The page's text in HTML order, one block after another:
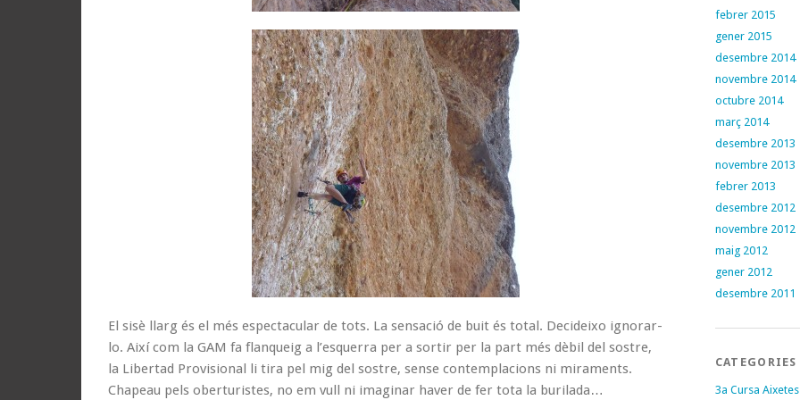
El sisè llarg és el més espectacular de tots. La sensació de buit és total. Decideixo ignorar-
lo. Així com la GAM fa flanqueig a l’esquerra per a sortir per la part més dèbil del sostre,
la Libertad Provisional li tira pel mig del sostre, sense contemplacions ni miraments.
Chapeau pels oberturistes, no em vull ni imaginar haver de fer tota la burilada…
febrer 2015
gener 2015
desembre 2014
novembre 2014
octubre 2014
març 2014
desembre 2013
novembre 2013
febrer 2013
desembre 2012
novembre 2012
maig 2012
gener 2012
desembre 2011
CATEGORIES
3a Cursa Aixetes